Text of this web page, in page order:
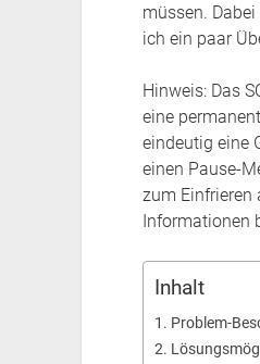
müssen.
ich ein paar
Hinweis: Das
eine
eindeutig eine
einen Pause-
zum Einfrieren
Informationen
Inhalt
Problem-